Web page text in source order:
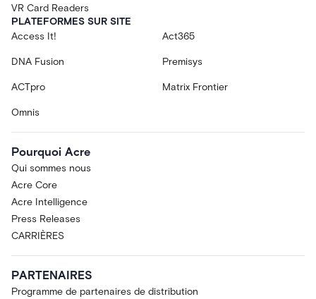
VR Card Readers
PLATEFORMES SUR SITE
Access It!
Act365
DNA Fusion Premisys
ACTpro Matrix Frontier
Omnis
Pourquoi Acre
Qui sommes nous
Acre Core
Acre Intelligence
Press Releases
CARRIÈRES
PARTENAIRES
Programme de partenaires de distribution